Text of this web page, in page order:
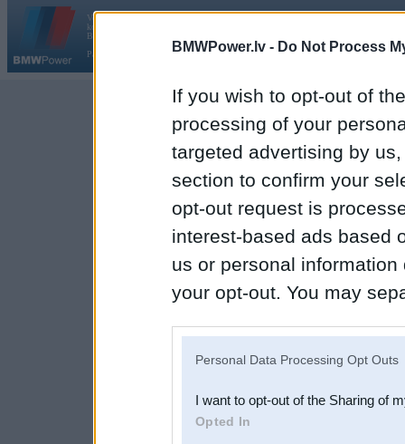
BMWPower.lv - Do Not Process
If you wish to opt-out of
processing of your
targeted advertising by
section to confirm your
opt-out request is
interest-based ads based
us or personal
your opt-out. You may
Downstream Participants
third parties.
Personal Data Processing Opt Outs
I want to opt-out of the Sharing of
Opted In
Vortāls BMWPower.lv darbojas
kopš 2002. gada 14. maija. Tas nav auto klubs un nav saistīts ar
BMW AG.
Par BMWPower
Kontakti|Reklāma